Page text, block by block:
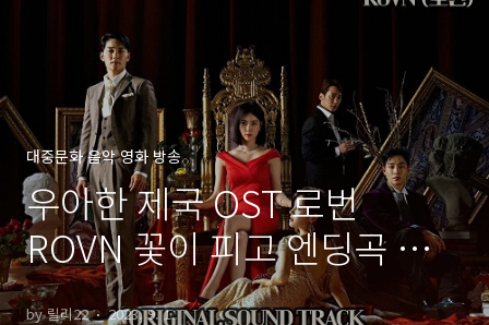
대중문화 음악 영화 방송
우아한 제국 OST 로번
ROVN 꽃이 피고 엔딩곡 가
사 노래 뮤비 곡정보
by 릴리22 2023. 9. 1.